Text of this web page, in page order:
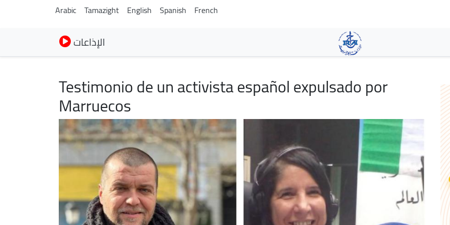
main
content
Arabic Tamazight English Spanish French
الإذاعات
Testimonio de un activista español expulsado por
Marruecos
Image